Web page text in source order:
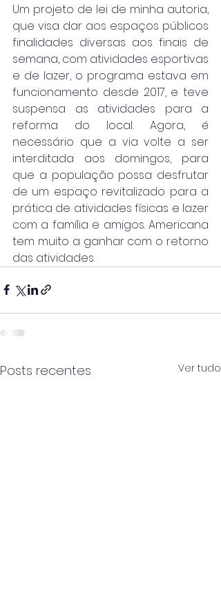
Um projeto de lei de minha autoria,
que visa dar aos espaços públicos
finalidades diversas aos finais de
semana, com atividades esportivas
e de lazer, o programa estava em
funcionamento desde 2017, e teve
suspensa as atividades para a
reforma do local. Agora, é
necessário que a via volte a ser
interditada aos domingos, para
que a população possa desfrutar
de um espaço revitalizado para a
prática de atividades físicas e lazer
com a família e amigos. Americana
tem muito a ganhar com o retorno
das atividades.
Posts recentes Ver tudo